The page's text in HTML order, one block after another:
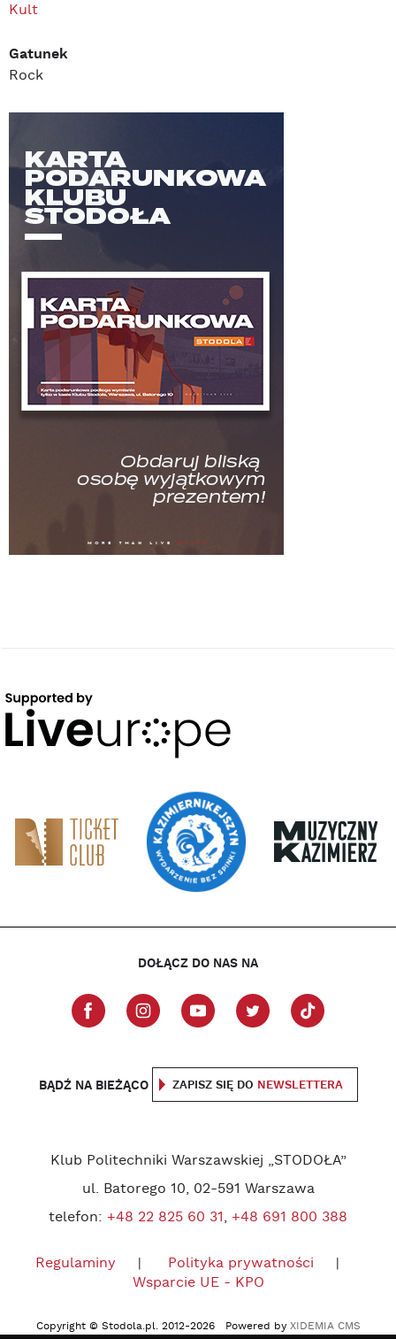
Kult
Gatunek
Rock
DOŁĄCZ DO NAS NA
BĄDŹ NA BIEŻĄCO ZAPISZ SIĘ DO NEWSLETTERA
Klub Politechniki Warszawskiej „STODOŁA”
ul. Batorego 10, 02-591 Warszawa
telefon: +48 22 825 60 31, +48 691 800 388
Regulaminy
Polityka prywatności
Wsparcie UE - KPO
Copyright © Stodola.pl. 2012-2026 Powered by XIDEMIA CMS